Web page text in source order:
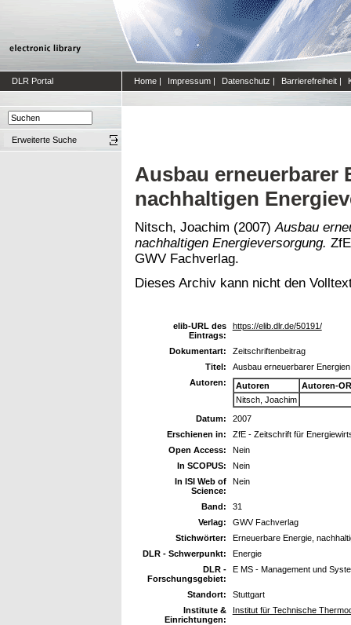
DLR Portal Home | Impressum | Datenschutz | Barrierefreiheit |
Erweiterte Suche
Ausbau erneuerbarer
nachhaltigen
Nitsch, Joachim (2007) Ausbau
nachhaltigen Energieversorgung.
GWV Fachverlag.
Dieses Archiv kann nicht den
elib-URL des
Eintrags:
https://elib.dlr.de/50191/
Dokumentart:
Zeitschriftenbeitrag
Titel:
Ausbau erneuerbarer
Autoren:
Autoren
Autoren-
Nitsch, Joachim
Datum:
2007
Erschienen in:
ZfE - Zeitschrift für
Open Access:
Nein
In SCOPUS:
Nein
In ISI Web of
Science:
Nein
Band:
31
Verlag:
GWV Fachverlag
Stichwörter:
Erneuerbare Energie,
DLR - Schwerpunkt:
Energie
DLR -
Forschungsgebiet:
E MS - Management und
Standort:
Stuttgart
Institute &
Einrichtungen:
Institut für Technische